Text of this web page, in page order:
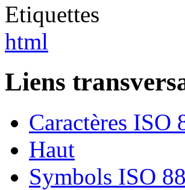
Etiquettes
html
Liens
Caractères ISO
Haut
Symbols ISO